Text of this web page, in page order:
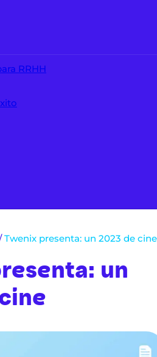
RRHH
Twenix presenta: un 2023 de cine
un